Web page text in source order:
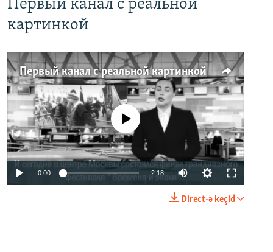
Первый канал с реальной
картинкой
Первый канал с реальной картинкой
No media source currently available
0:00 2:18
Direct-ə keçid